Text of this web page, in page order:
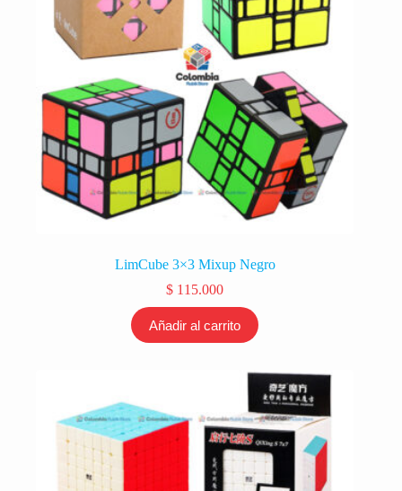
LimCube 3×3 Mixup Negro
$ 115.000
Añadir al carrito